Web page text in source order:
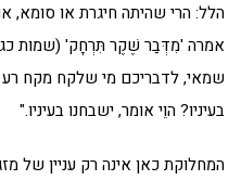
הלל: הרי שהיתה חיגרת או סומא,
אמרה 'מִדְּבַר שֶׁקֶר תִּרְחָק' (שמות
שמאי, לדבריכם מי שלקח מקח רע
בעיניו? הוֵי אומר, ישבחנו בעיניו."
המחלוקת כאן אינה רק עניין של